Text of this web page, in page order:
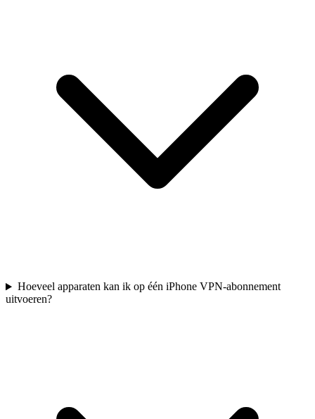
Hoeveel apparaten kan ik op één iPhone VPN-abonnement
uitvoeren?